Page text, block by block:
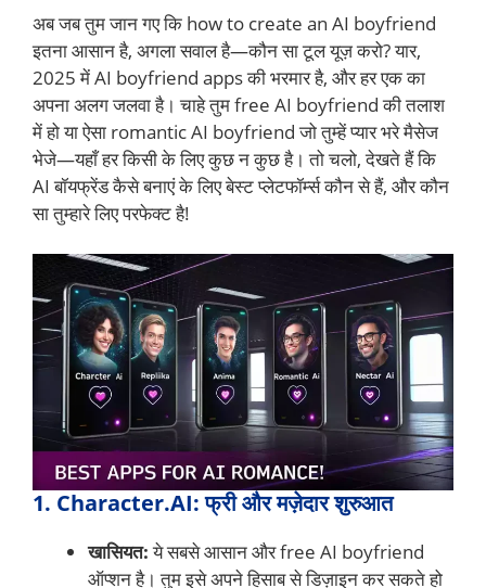
अब जब तुम जान गए कि how to create an AI boyfriend
इतना आसान है, अगला सवाल है—कौन सा टूल यूज़ करो? यार,
2025 में AI boyfriend apps की भरमार है, और हर एक का
अपना अलग जलवा है। चाहे तुम free AI boyfriend की तलाश
में हो या ऐसा romantic AI boyfriend जो तुम्हें प्यार भरे मैसेज
भेजे—यहाँ हर किसी के लिए कुछ न कुछ है। तो चलो, देखते हैं कि
AI बॉयफ्रेंड कैसे बनाएं के लिए बेस्ट प्लेटफॉर्म्स कौन से हैं, और कौन
सा तुम्हारे लिए परफेक्ट है!
1. Character.AI: फ्री और मज़ेदार शुरुआत
खासियत:ये सबसे आसान और free AI boyfriend
ऑप्शन है। तुम इसे अपने हिसाब से डिज़ाइन कर सकते हो